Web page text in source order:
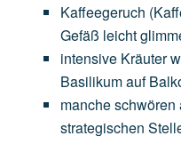
Kaffeegeruch
Gefäß leicht
intensive Kräuter
Basilikumauf
mancheschwören
strategischen